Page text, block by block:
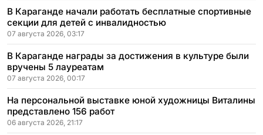
В Караганде начали работать бесплатные спортивные
секции для детей с инвалидностью
07 августа 2026, 03:17
В Караганде награды за достижения в культуре были
вручены 5 лауреатам
07 августа 2026, 00:17
На персональной выставке юной художницы Виталины
представлено 156 работ
06 августа 2026, 21:17